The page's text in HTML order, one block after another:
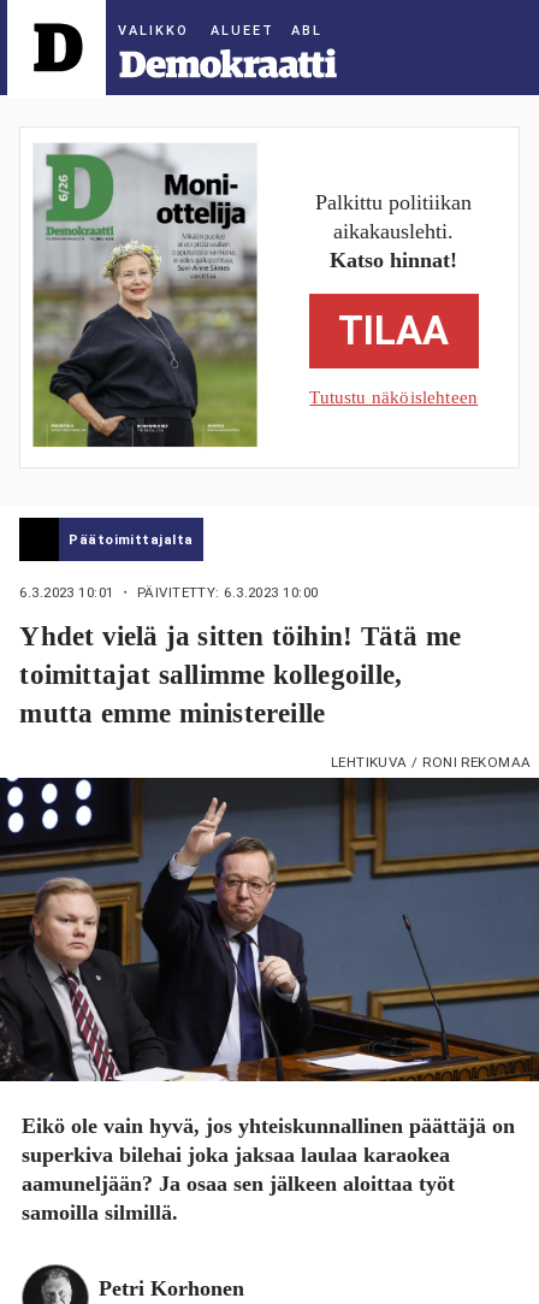
ALUEET
Palkittu politiikan
aikakauslehti.
Katso hinnat!
TILAA
Tutustu näköislehteen
Päätoimittajalta
6.3.2023 10:01 ・ PÄIVITETTY: 6.3.2023 10:00
Yhdet vielä ja sitten töihin! Tätä me
toimittajat sallimme kollegoille,
mutta emme ministereille
LEHTIKUVA / RONI REKOMAA
Eikö ole vain hyvä, jos yhteiskunnallinen päättäjä on
superkiva bilehai joka jaksaa laulaa karaokea
aamuneljään? Ja osaa sen jälkeen aloittaa työt
samoilla silmillä.
Petri Korhonen